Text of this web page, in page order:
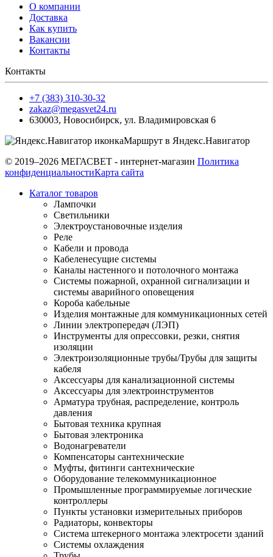
О компании
Доставка
Как купить
Вакансии
Контакты
Контакты
+7 (383) 310-30-32
zakaz@megasvet24.ru
630003, Новосибирск, ул. Владимировская 6
Маршрут в Яндекс.Навигатор
© 2019–2026 МЕГАСВЕТ - интернет-магазин Политика
конфиденциальностиКарта сайта
Каталог товаров
Лампочки
Светильники
Электроустановочные изделия
Реле
Кабели и провода
Кабеленесущие системы
Каналы настенного и потолочного монтажа
Системы пожарной, охранной сигнализации и
системы аварийного оповещения
Короба кабельные
Изделия монтажные для коммуникационных сетей
Линии электропередач (ЛЭП)
Инструменты для опрессовки, резки, снятия
изоляции
Электроизоляционные трубы/Трубы для защиты
кабеля
Аксессуары для канализационной системы
Аксессуары для электроинструментов
Арматура трубная, распределение, контроль
давления
Бытовая техника крупная
Бытовая электроника
Водонагреватели
Компенсаторы сантехнические
Муфты, фитинги сантехнические
Оборудование телекоммуникационное
Промышленные программируемые логические
контроллеры
Пункты установки измерительных приборов
Радиаторы, конвекторы
Система штекерного монтажа электросети зданий
Системы охлаждения